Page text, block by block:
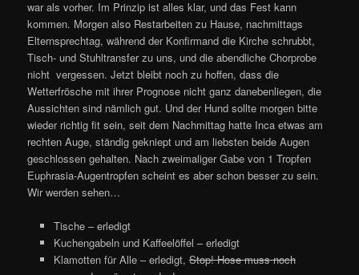
war als vorher. Im Prinzip ist alles klar, und das Fest kann
kommen. Morgen also Restarbeiten zu Hause, nachmittags
Elternsprechtag, während der Konfirmand die Kirche schrubbt,
Tisch- und Stuhltransfer zu uns, und die abendliche Chorprobe
nicht vergessen. Jetzt bleibt noch zu hoffen, dass die
Wetterfrösche mit ihrer Prognose nicht ganz danebenliegen, die
Aussichten sind nämlich gut. Und der Hund sollte morgen bitte
wieder richtig fit sein, seit dem Nachmittag hatte Inca etwas am
rechten Auge, ständig gekniept und am liebsten beide Augen
geschlossen gehalten. Nach zweimaliger Gabe von 1 Tropfen
Euphrasia-Augentropfen scheint es aber schon besser zu sein.
Wir werden sehen…
Tische – erledigt
Kuchengabeln und Kaffeelöffel – erledigt
Klamotten für Alle – erledigt,Stop! Hose muss noch